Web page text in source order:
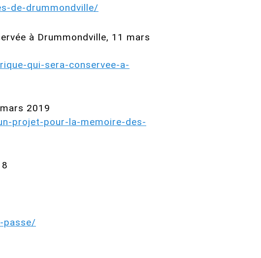
de-drummondville/
à Drummondville, 11 mars
qui-sera-conservee-a-
2019
projet-pour-la-memoire-des-
passe/